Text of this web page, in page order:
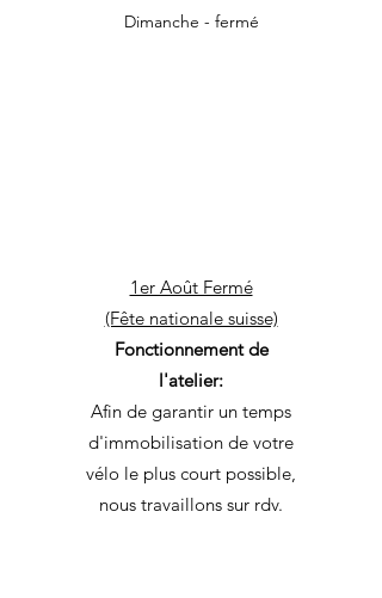
Dimanche - fermé
​1er Août Fermé
(Fête nationale suisse)
Fonctionnement de
l'atelier:
Afin de garantir un temps
d'immobilisation de votre
vélo le plus court possible,
nous travaillons sur rdv.